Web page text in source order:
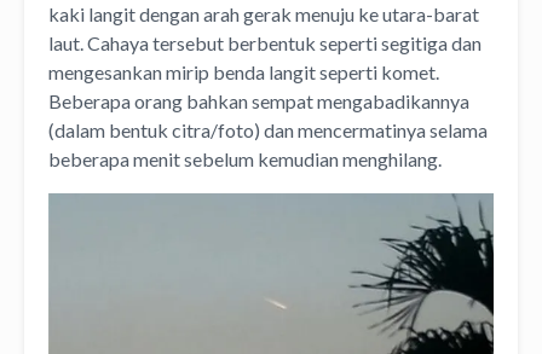
kaki langit dengan arah gerak menuju ke utara-barat
laut.Cahaya tersebut berbentuk seperti segitiga dan
mengesankan mirip benda langit seperti komet.
Beberapa orang bahkan sempat mengabadikannya
(dalam bentuk citra/foto) dan mencermatinya selama
beberapa menit sebelum kemudian menghilang.